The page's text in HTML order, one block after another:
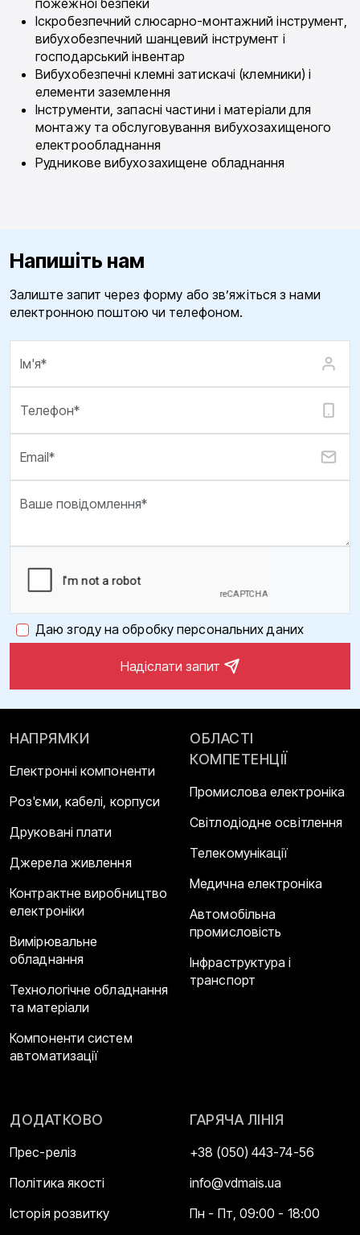
пожежної безпеки
Іскробезпечний слюсарно-монтажний інструмент,
вибухобезпечний шанцевий інструмент і
господарський інвентар
Вибухобезпечні клемні затискачі (клемники) і
елементи заземлення
Інструменти, запасні частини і матеріали для
монтажу та обслуговування вибухозахищеного
електрообладнання
Рудникове вибухозахищене обладнання
Напишіть нам
Залиште запит через форму або зв’яжіться з нами
електронною поштою чи телефоном.
Даю згоду на обробку персональних даних
Надіслати запит
НАПРЯМКИ
Електронні компоненти
Роз'єми, кабелі, корпуси
Друковані плати
Джерела живлення
Контрактне виробництво
електроніки
Вимірювальне
обладнання
Технологічне обладнання
та матеріали
Компоненти систем
автоматизації
ОБЛАСТІ
КОМПЕТЕНЦІЇ
Промислова електроніка
Світлодіодне освітлення
Телекомунікації
Медична електроніка
Автомобільна
промисловість
Інфраструктура і
транспорт
ДОДАТКОВО
Прес-реліз
Політика якості
Історія розвитку
ГАРЯЧА ЛІНІЯ
+38 (050) 443-74-56
info@vdmais.ua
Пн - Пт, 09:00 - 18:00